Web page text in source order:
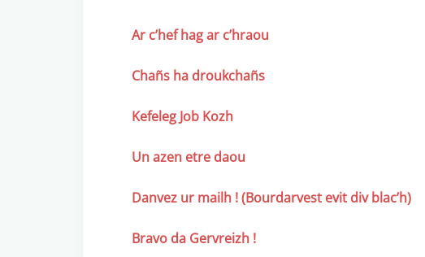
Ar c’hef hag ar c’hraou
Chañs ha droukchañs
Kefeleg Job Kozh
Un azen etre daou
Danvez ur mailh ! (Bourdarvest evit div blac’h)
Bravo da Gervreizh !